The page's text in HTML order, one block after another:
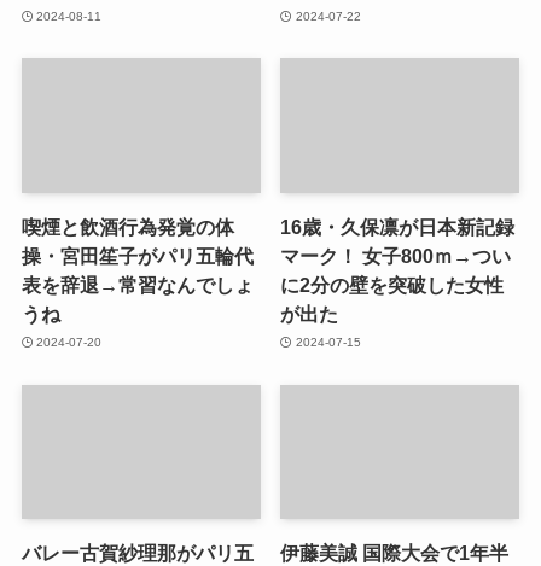
2024-08-11 2024-07-22
喫煙と飲酒行為発覚の体
操・宮田笙子がパリ五輪代
表を辞退→常習なんでしょ
うね
2024-07-20
16歳・久保凛が日本新記録
マーク！ 女子800ｍ→つい
に2分の壁を突破した女性
が出た
2024-07-15
バレー古賀紗理那がパリ五
伊藤美誠 国際大会で1年半